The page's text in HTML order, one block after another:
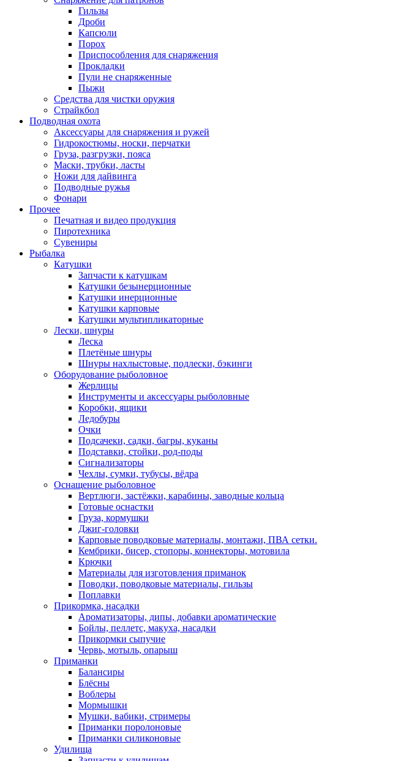
Гильзы
Дроби
Капсюли
Порох
Приспособления для снаряжения
Прокладки
Пули не снаряженные
Пыжи
Средства для чистки оружия
Страйкбол
Подводная охота
Аксессуары для снаряжения и ружей
Гидрокостюмы, носки, перчатки
Груза, разгрузки, пояса
Маски, трубки, ласты
Ножи для дайвинга
Подводные ружья
Фонари
Прочее
Печатная и видео продукция
Пиротехника
Сувениры
Рыбалка
Катушки
Запчасти к катушкам
Катушки безынерционные
Катушки инерционные
Катушки карповые
Катушки мультипликаторные
Лески, шнуры
Леска
Плетёные шнуры
Шнуры нахлыстовые, подлески, бэкинги
Оборудование рыболовное
Жерлицы
Инструменты и аксессуары рыболовные
Коробки, ящики
Ледобуры
Очки
Подсачеки, садки, багры, куканы
Подставки, стойки, род-поды
Сигнализаторы
Чехлы, сумки, тубусы, вёдра
Оснащение рыболовное
Вертлюги, застёжки, карабины, заводные кольца
Готовые оснастки
Груза, кормушки
Джиг-головки
Карповые поводковые материалы, монтажи, ПВА сетки.
Кембрики, бисер, стопоры, коннекторы, мотовила
Крючки
Материалы для изготовления приманок
Поводки, поводковые материалы, гильзы
Поплавки
Прикормка, насадки
Ароматизаторы, дипы, добавки ароматические
Бойлы, пеллетс, макуха, насадки
Прикормки сыпучие
Червь, мотыль, опарыш
Приманки
Балансиры
Блёсны
Воблеры
Мормышки
Мушки, вабики, стримеры
Приманки поролоновые
Приманки силиконовые
Удилища